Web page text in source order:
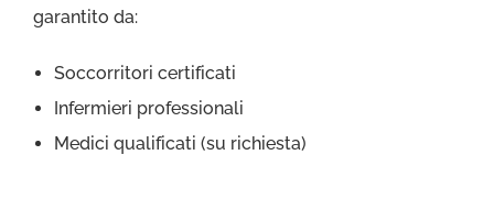
garantito da:
Soccorritori certificati
Infermieri professionali
Medici qualificati (su richiesta)